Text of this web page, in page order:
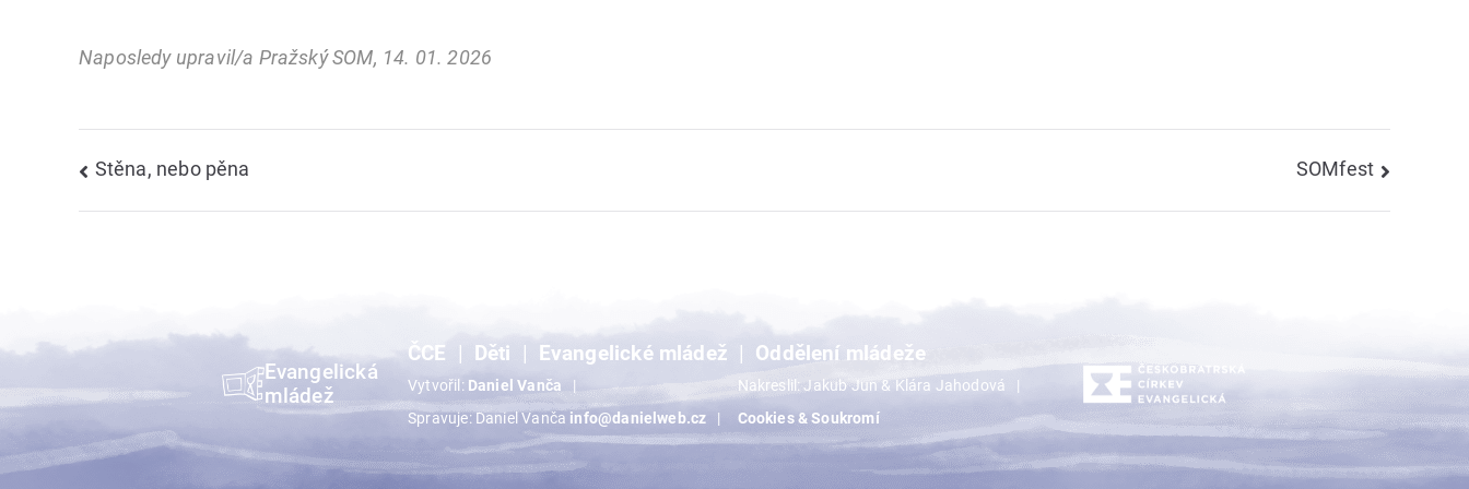
Naposledy upravil/a Pražský SOM, 14. 01. 2026
Navigace
pro
Stěna, nebo pěna SOMfest
Evangelická
mládež
ČCE Děti Evangelické mládež Oddělení mládeže
Vytvořil: Daniel Vanča
Nakreslil: Jakub Jun & Klára Jahodová
Spravuje: Daniel Vanča info@danielweb.cz Cookies & Soukromí